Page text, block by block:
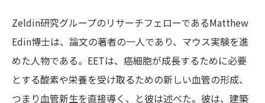
Zeldin研究グループのリサーチフェローであるMatthew
Edin博士は、論文の著者の一人であり、マウス実験を進
めた人物である。EETは、癌細胞が成長するために必要
とする酸素や栄養を受け取るための新しい血管の形成、
つまり血管新生を直接導く、と彼は述べた。彼は、建築